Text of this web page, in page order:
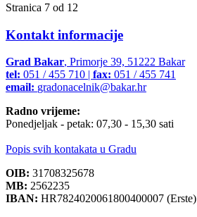
Stranica 7 od 12
Kontakt informacije
Grad Bakar, Primorje 39, 51222 Bakar
tel: 051 / 455 710 | fax: 051 / 455 741
email: gradonacelnik@bakar.hr
Radno vrijeme:
Ponedjeljak - petak: 07,30 - 15,30 sati
Popis svih kontakata u Gradu
OIB: 31708325678
MB: 2562235
IBAN: HR7824020061800400007 (Erste)